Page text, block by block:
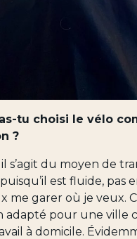
tu choisi le vélo
?
il s’agit du moyen de
est fluide, pas
me garer où je veux.
adapté pour une ville
à domicile.